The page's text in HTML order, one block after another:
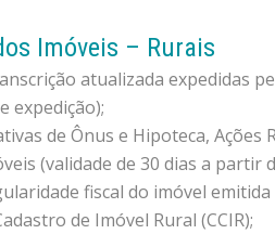
Imóveis – Rurais
atualizada expedidas
expedição);
de Ônus e Hipoteca, Ações
(validade de 30 dias a partir
fiscal do imóvel emitida
de Imóvel Rural (CCIR);